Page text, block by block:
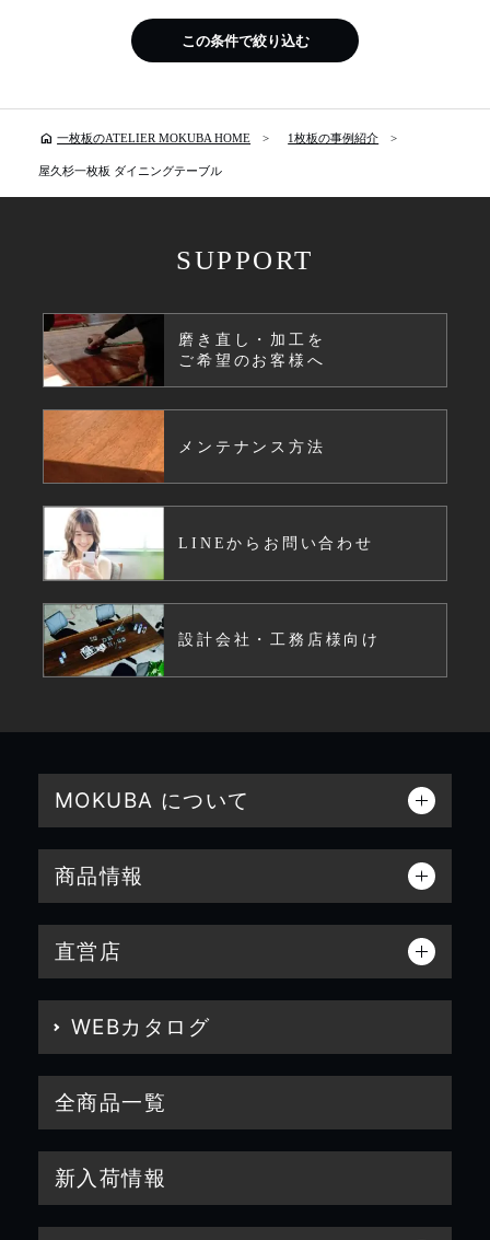
この条件で絞り込む
home 一枚板のATELIER MOKUBA HOME 1枚板の事例紹介
屋久杉一枚板 ダイニングテーブル
SUPPORT
磨き直し・加工を
ご希望のお客様へ
メンテナンス方法
LINEからお問い合わせ
設計会社・工務店様向け
MOKUBA について
商品情報
直営店
WEBカタログ
全商品一覧
新入荷情報